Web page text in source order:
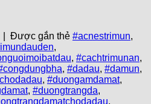
Được gắn thẻ #acnestrimun,
,
, #cachtrimunan,
, #dadau, #damun,
, #duongamdamat,
, #duongtrangda,
,